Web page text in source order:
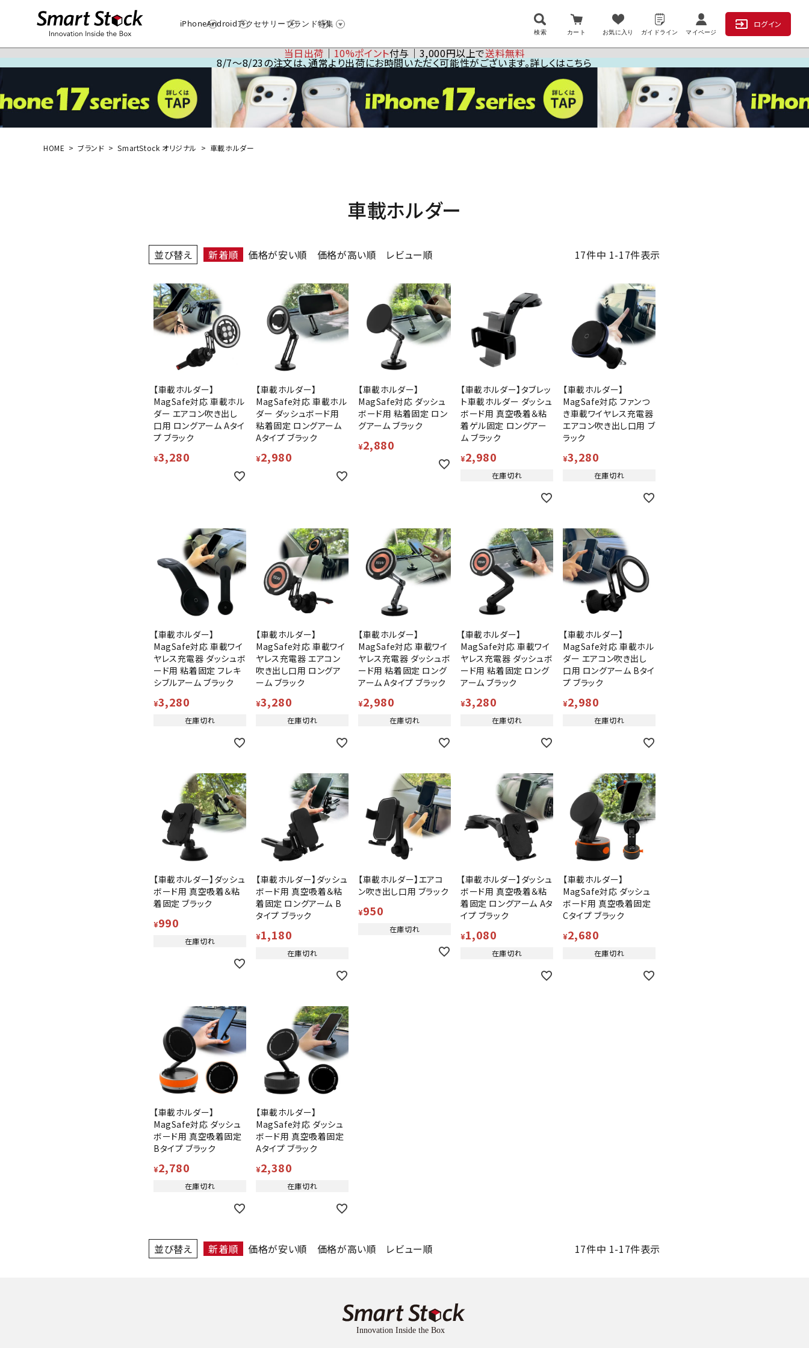
iPhoneAndroidアクセサリーブランド特集
検索 カート お気に入り ガイドライン マイページ
ログイン
当日出荷│10%ポイント付与│3,000円以上で送料無料
8/7～8/23の注文は、通常より出荷にお時間いただく可能性がございます。詳しくはこちら
HOME ブランド SmartStock オリジナル 車載ホルダー
車載ホルダー
並び替え 新着順 価格が安い順 価格が高い順 レビュー順 17件中 1-17件表示
【車載ホルダー】
MagSafe対応 車載ホル
ダー エアコン吹き出し
口用 ロングアーム Aタイ
プ ブラック
¥3,280
【車載ホルダー】
MagSafe対応 車載ホル
ダー ダッシュボード用
粘着固定 ロングアーム
Aタイプ ブラック
¥2,980
【車載ホルダー】
MagSafe対応 ダッシュ
ボード用 粘着固定 ロン
グアーム ブラック
¥2,880
【車載ホルダー】タブレッ
ト車載ホルダー ダッシュ
ボード用 真空吸着＆粘
着ゲル固定 ロングアー
ム ブラック
¥2,980
在庫切れ
【車載ホルダー】
MagSafe対応 ファンつ
き車載ワイヤレス充電器
エアコン吹き出し口用 ブ
ラック
¥3,280
在庫切れ
【車載ホルダー】
MagSafe対応 車載ワイ
ヤレス充電器 ダッシュボ
ード用 粘着固定 フレキ
シブルアーム ブラック
¥3,280
在庫切れ
【車載ホルダー】
MagSafe対応 車載ワイ
ヤレス充電器 エアコン
吹き出し口用 ロングア
ーム ブラック
¥3,280
在庫切れ
【車載ホルダー】
MagSafe対応 車載ワイ
ヤレス充電器 ダッシュボ
ード用 粘着固定 ロング
アーム Aタイプ ブラック
¥2,980
在庫切れ
【車載ホルダー】
MagSafe対応 車載ワイ
ヤレス充電器 ダッシュボ
ード用 粘着固定 ロング
アーム ブラック
¥3,280
在庫切れ
【車載ホルダー】
MagSafe対応 車載ホル
ダー エアコン吹き出し
口用 ロングアーム Bタイ
プ ブラック
¥2,980
在庫切れ
【車載ホルダー】ダッシュ
ボード用 真空吸着＆粘
着固定 ブラック
¥990
在庫切れ
【車載ホルダー】ダッシュ
ボード用 真空吸着＆粘
着固定 ロングアーム B
タイプ ブラック
¥1,180
在庫切れ
【車載ホルダー】エアコ
ン吹き出し口用 ブラック
¥950
在庫切れ
【車載ホルダー】ダッシュ
ボード用 真空吸着＆粘
着固定 ロングアーム Aタ
イプ ブラック
¥1,080
在庫切れ
【車載ホルダー】
MagSafe対応 ダッシュ
ボード用 真空吸着固定
Cタイプ ブラック
¥2,680
在庫切れ
【車載ホルダー】
MagSafe対応 ダッシュ
ボード用 真空吸着固定
Bタイプ ブラック
¥2,780
在庫切れ
【車載ホルダー】
MagSafe対応 ダッシュ
ボード用 真空吸着固定
Aタイプ ブラック
¥2,380
在庫切れ
並び替え 新着順 価格が安い順 価格が高い順 レビュー順 17件中 1-17件表示